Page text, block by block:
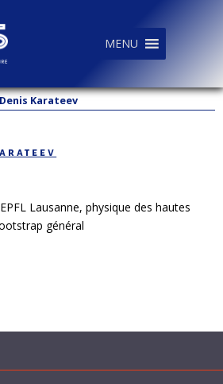
MENU
Denis Karateev
Lausanne, physique des hautes
général